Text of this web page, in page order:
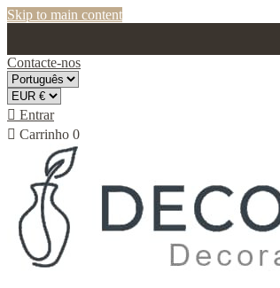
Skip to main content
Contacte-nos
 Entrar
 Carrinho 0